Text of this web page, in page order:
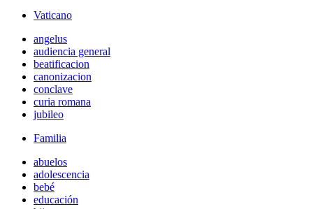
Vaticano
angelus
audiencia general
beatificacion
canonizacion
conclave
curia romana
jubileo
Familia
abuelos
adolescencia
bebé
educación